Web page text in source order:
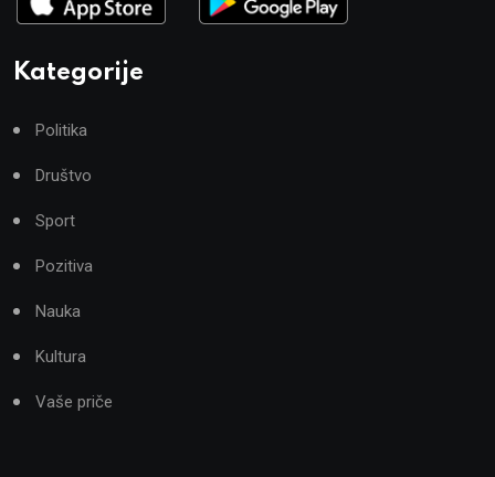
Kategorije
Politika
Društvo
Sport
Pozitiva
Nauka
Kultura
Vaše priče